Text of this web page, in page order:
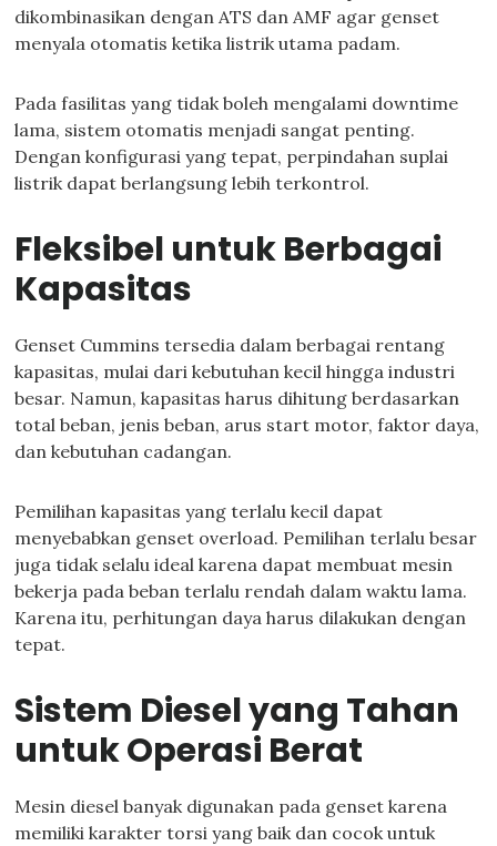
dikombinasikan dengan ATS dan AMF agar genset
menyala otomatis ketika listrik utama padam.
Pada fasilitas yang tidak boleh mengalami downtime
lama, sistem otomatis menjadi sangat penting.
Dengan konfigurasi yang tepat, perpindahan suplai
listrik dapat berlangsung lebih terkontrol.
Fleksibel untuk Berbagai
Kapasitas
Genset Cummins tersedia dalam berbagai rentang
kapasitas, mulai dari kebutuhan kecil hingga industri
besar. Namun, kapasitas harus dihitung berdasarkan
total beban, jenis beban, arus start motor, faktor daya,
dan kebutuhan cadangan.
Pemilihan kapasitas yang terlalu kecil dapat
menyebabkan genset overload. Pemilihan terlalu besar
juga tidak selalu ideal karena dapat membuat mesin
bekerja pada beban terlalu rendah dalam waktu lama.
Karena itu, perhitungan daya harus dilakukan dengan
tepat.
Sistem Diesel yang Tahan
untuk Operasi Berat
Mesin diesel banyak digunakan pada genset karena
memiliki karakter torsi yang baik dan cocok untuk